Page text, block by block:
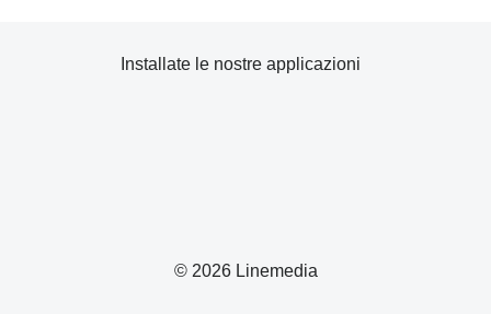
© 2026 Linemedia
Installate le nostre applicazioni